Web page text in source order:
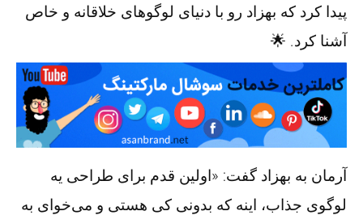
پیدا کرد که بهزاد رو با دنیای لوگوهای خلاقانه و خاص
آشنا کرد. 🌟
آرمان به بهزاد گفت: «اولین قدم برای طراحی یه
لوگوی جذاب، اینه که بدونی کی هستی و می‌خوای به